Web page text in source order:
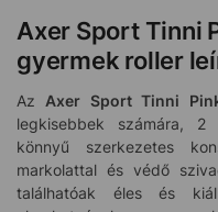
Axer Sport Tinni
gyermek roller
Az Axer Sport Tinni
legkisebbek számára, 2
könnyű szerkezetes
markolattal és védő
találhatóak éles és